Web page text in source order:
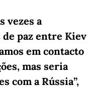
vezes a
paz entre Kiev
em contacto
mas seria
com a Rússia”,